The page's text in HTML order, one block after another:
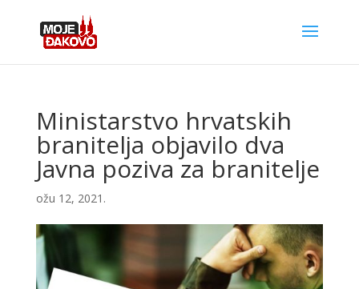
Ministarstvo hrvatskih
branitelja objavilo dva
Javna poziva za branitelje
ožu 12, 2021.